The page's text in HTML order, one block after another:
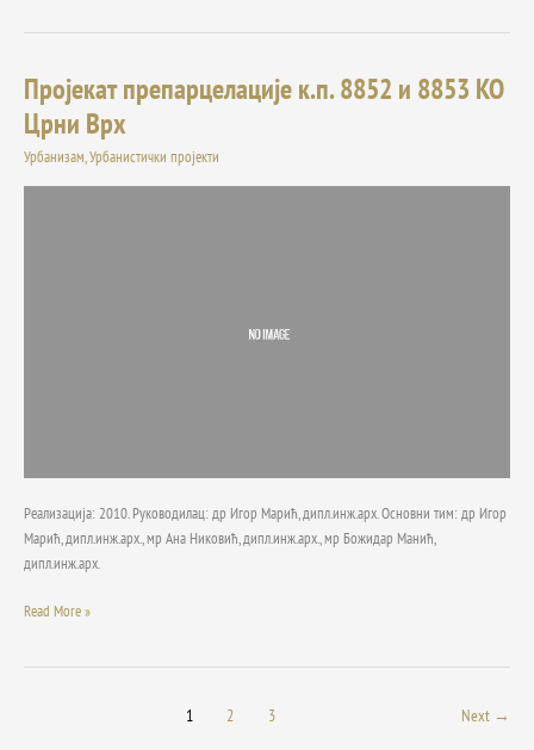
Пројекат препарцелације к.п. 8852 и 8853 КО
Црни Врх
Урбанизам,Урбанистички пројекти
Реализација: 2010. Руководилац: др Игор Марић, дипл.инж.арх. Основни тим: др Игор
Марић, дипл.инж.арх., мр Ана Никовић, дипл.инж.арх., мр Божидар Манић,
дипл.инж.арх.
Пројекат
препарцелације
к.п.
8852
и
Read More »
1 2 3 Next →